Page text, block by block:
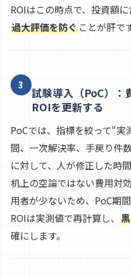
ROIはこの時点で、投資額
過大評価を防ぐことが肝です
3
試験導入（PoC）：
ROIを更新する
PoCでは、指標を絞って“
間、一次解決率、手戻り件
に対して、人が修正した時
机上の空論ではない費用対
用者が少ないため、PoC期
ROIは実測値で再計算し、
確にします。